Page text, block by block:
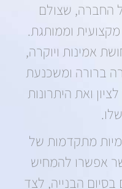
החברה, שצולם
וממותגת.
אמינות ויוקרה,
ברורה ומשכנעת
ואת היתרונות
מתקדמות של
אפשרו להמחיש
הבנייה, לצד